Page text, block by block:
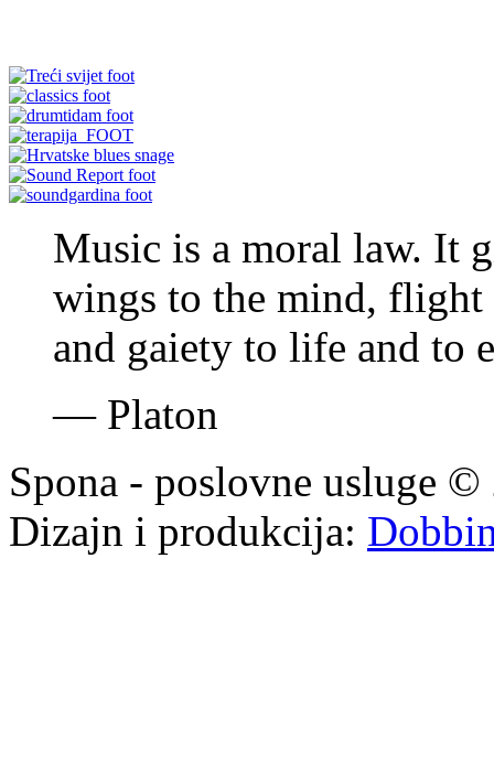
Music is a moral law. It
wings to the mind, flight
and gaiety to life and to
—Platon
Spona - poslovne usluge
Dizajn i produkcija: